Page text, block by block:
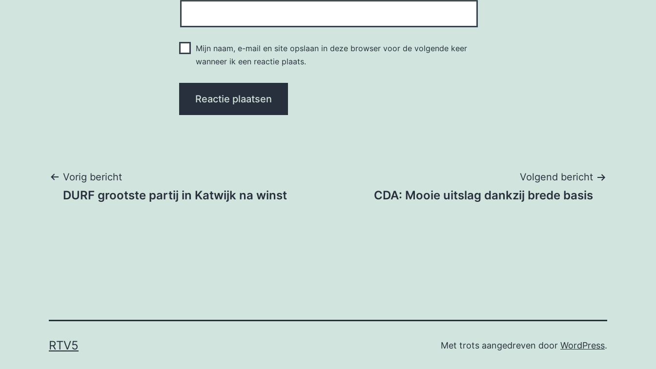
Mijn naam, e-mail en site opslaan in deze browser voor de volgende keer
wanneer ik een reactie plaats.
Bericht
Vorig bericht
DURF grootste partij in Katwijk na winst
Volgend bericht
CDA: Mooie uitslag dankzij brede basis
RTV5 Met trots aangedreven door WordPress.